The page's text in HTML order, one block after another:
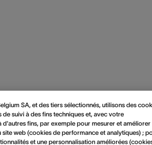
SA, et des tiers sélectionnés, utilisons des
de suivi à des fins techniques et, avec votre
d'autres fins, par exemple pour mesurer et améliorer
web (cookies de performance et analytiques) ;
et une personnalisation améliorées